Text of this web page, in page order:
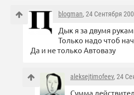
blogman, 24 Сентября
Дык я за двумя
Только надо чтоб
Да и не только Автовазу
aleksejtimofeev, 24
Сумма